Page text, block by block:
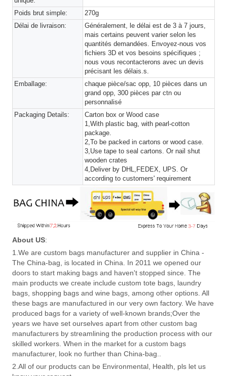
Poids brut simple:
270g
Délai de livraison:
Généralement, le délai est de 3 à 7 jours,
mais certains peuvent varier selon les
quantités demandées. Envoyez-nous vos
fichiers 3D et vos besoins spécifiques ;
nous vous recontacterons avec un devis
précisant les délais.s.
Emballage:
chaque pièce/sac opp, 10 pièces dans un
grand opp, 300 pièces par ctn ou
personnalisé
Packaging Details:
Carton box or Wood case
1,With plastic bag, with pearl-cotton
package.
2,To be packed in cartons or wood case.
3,Use tape to seal cartons. Or nail shut
wooden crates
4,Deliver by DHL,FEDEX, UPS. Or
according to customers' requirement
About US:
1.We are custom bags manufacturer and supplier in China -
The China-bag, is located in China. In 2011 we opened our
doors to start making bags and haven't stopped since. The
main products we create include custom tote bags, laundry
bags, shopping bags and wine bags, among other options. All
these bags are manufactured in our very own factory. We have
produced bags for a variety of well-known brands;Over the
years we have set ourselves apart from other custom bag
manufacturers by streamlining the production process with our
skilled workers. When in the market for a custom bags
manufacturer, look no further than China-bag..
2.All of our products can be Environmental, Health, pls let us